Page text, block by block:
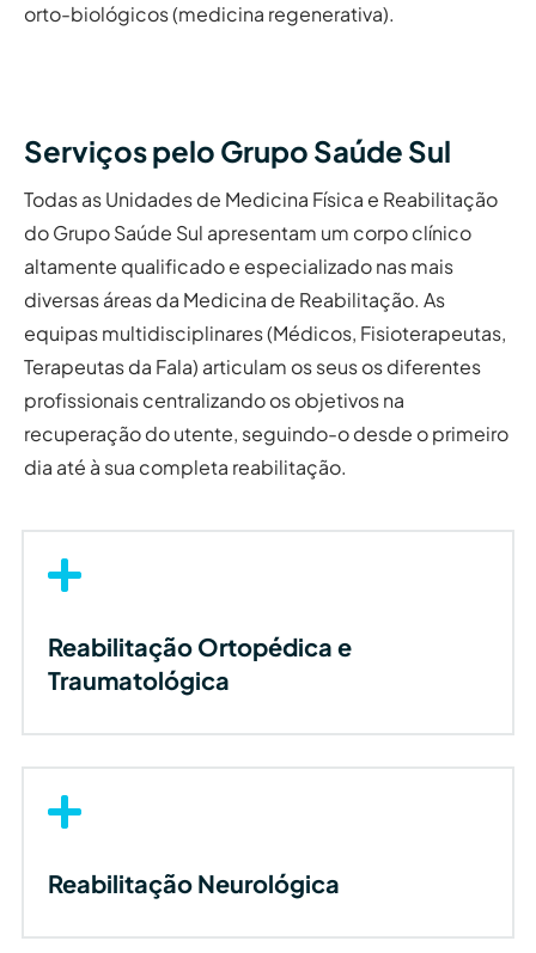
orto-biológicos (medicina regenerativa).
Serviços pelo Grupo Saúde Sul
Todas as Unidades de Medicina Física e Reabilitação
do Grupo Saúde Sul apresentam um corpo clínico
altamente qualificado e especializado nas mais
diversas áreas da Medicina de Reabilitação. As
equipas multidisciplinares (Médicos, Fisioterapeutas,
Terapeutas da Fala) articulam os seus os diferentes
profissionais centralizando os objetivos na
recuperação do utente, seguindo-o desde o primeiro
dia até à sua completa reabilitação.

Reabilitação Ortopédica e
Traumatológica

Reabilitação Neurológica